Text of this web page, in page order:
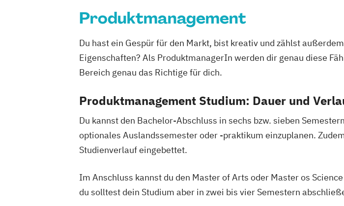
Produktmanagement
Du hast ein Gespür für den Markt, bist kreativ und zählst
Eigenschaften? Als ProduktmanagerIn werden dir genau diese
Bereich genau das Richtige für dich.
Produktmanagement Studium: Dauer und
Du kannst den Bachelor-Abschluss in sechs bzw. sieben
optionales Auslandssemester oder -praktikum einzuplanen.
Studienverlauf eingebettet.
Im Anschluss kannst du den Master of Arts oder Master os
du solltest dein Studium aber in zwei bis vier Semestern